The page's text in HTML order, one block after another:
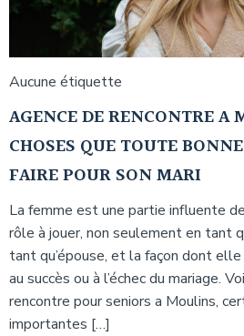
Aucune étiquette
AGENCE DE RENCONTRE A
CHOSES QUE TOUTE
FAIRE POUR SON MARI
La femme est une partie influente
rôle à jouer, non seulement en tant
tant qu’épouse, et la façon dont elle
au succès ou à l’échec du mariage.
rencontre pour seniors a Moulins,
importantes […]